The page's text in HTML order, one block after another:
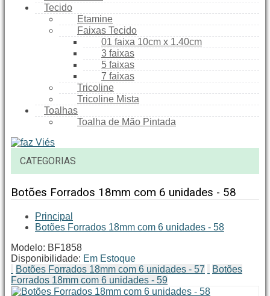
Tecido
Etamine
Faixas Tecido
01 faixa 10cm x 1.40cm
3 faixas
5 faixas
7 faixas
Tricoline
Tricoline Mista
Toalhas
Toalha de Mão Pintada
CATEGORIAS
Botões Forrados 18mm com 6 unidades - 58
Principal
Botões Forrados 18mm com 6 unidades - 58
Modelo: BF1858
Disponibilidade: Em Estoque
Botões Forrados 18mm com 6 unidades - 57
Botões
Forrados 18mm com 6 unidades - 59